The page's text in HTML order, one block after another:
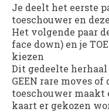
Je deelt het eerste
toeschouwer en
Het volgende paar
face down) en je
kiezen
Dit gedeelte
GEEN rare moves
toeschouwer maakt
kaart er gekozen